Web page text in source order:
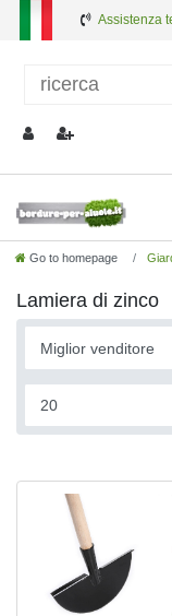
Assistenza
Go to homepage
Lamiera di zinco